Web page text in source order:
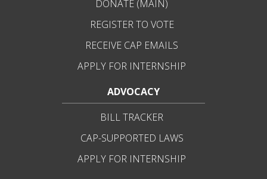
DONATE (MAIN)
REGISTER TO VOTE
RECEIVE CAP EMAILS
APPLY FOR INTERNSHIP
ADVOCACY
BILL TRACKER
CAP-SUPPORTED LAWS
APPLY FOR INTERNSHIP